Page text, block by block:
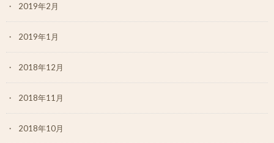
2019年2月
2019年1月
2018年12月
2018年11月
2018年10月